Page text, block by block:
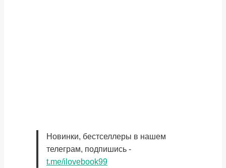
Новинки, бестселлеры в нашем
телеграм, подпишись -
t.me/ilovebook99